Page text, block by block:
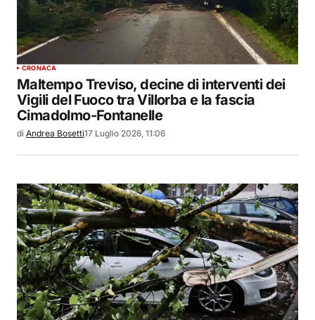
CRONACA
Maltempo Treviso, decine di interventi dei
Vigili del Fuoco tra Villorba e la fascia
Cimadolmo-Fontanelle
di Andrea Bosetti17 Luglio 2026, 11:06